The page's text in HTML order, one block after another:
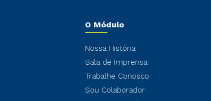
O Módulo
Nossa História
Sala de Imprensa
Trabalhe Conosco
Sou Colaborador